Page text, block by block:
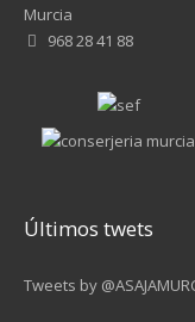
Murcia
968 28 41 88
Últimos twets
Tweets by